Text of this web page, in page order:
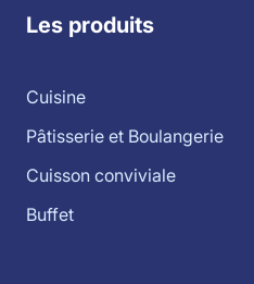
Les produits
Cuisine
Pâtisserie et Boulangerie
Cuisson conviviale
Buffet